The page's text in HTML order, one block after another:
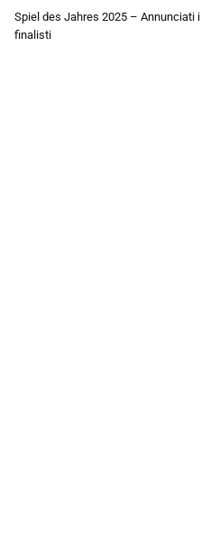
Spiel des Jahres 2025 – Annunciati i
finalisti